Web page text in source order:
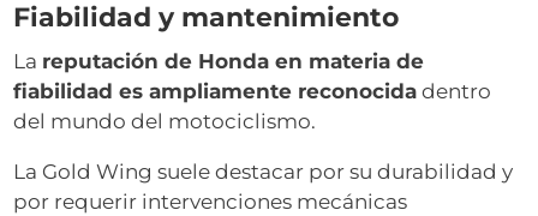
Fiabilidad y mantenimiento
La reputación de Honda en materia de
fiabilidad es ampliamente reconocida dentro
del mundo del motociclismo.
La Gold Wing suele destacar por su durabilidad y
por requerir intervenciones mecánicas